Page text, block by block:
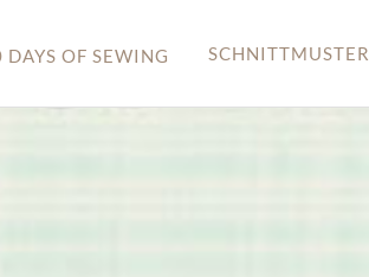
SCHNITTMUSTER